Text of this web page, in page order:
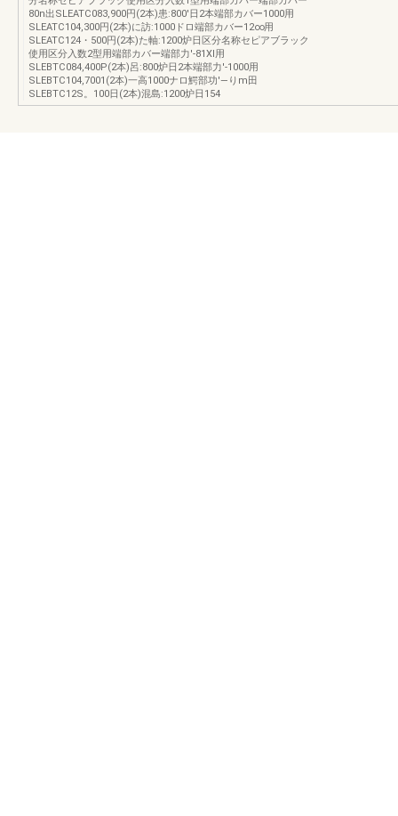
80n出SLEATC083,900円(2本)患:800'日2本端部カバー1000用
SLEATC104,300円(2本)に訪:1000ドロ端部カバー12∞用
SLEATC124・500円(2本)た軸:1200炉日区分名称セピアブラック
使用区分入数2型用端部カバー端部力′-81Xl用
SLEBTC084,400P(2本)呂:800炉日2本端部力′-1000用
SLEBTC104,7001(2本)一高1000ナロ鰐部功′―りm田
SLEBTC12S。100日(2本)混島:1200炉日154